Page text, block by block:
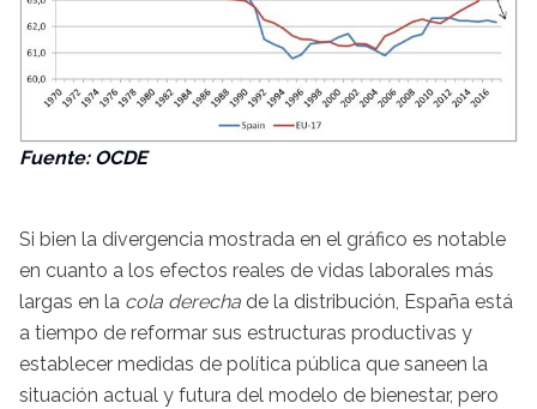
Fuente: OCDE
Si bien la divergencia mostrada en el gráfico es notable
en cuanto a los efectos reales de vidas laborales más
largas en la cola derecha de la distribución, España está
a tiempo de reformar sus estructuras productivas y
establecer medidas de política pública que saneen la
situación actual y futura del modelo de bienestar, pero